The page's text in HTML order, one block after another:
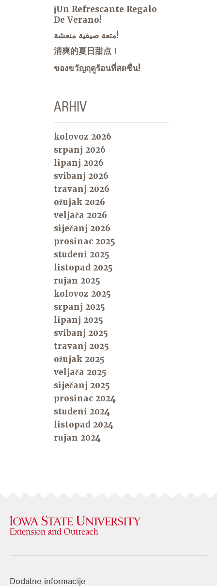
¡Un Refrescante Regalo
De Verano!
متعة صيفية منعشة!
清爽的夏日甜点！
ของขวัญฤดูร้อนที่สดชื่น!
ARHIV
kolovoz 2026
srpanj 2026
lipanj 2026
svibanj 2026
travanj 2026
ožujak 2026
veljača 2026
siječanj 2026
prosinac 2025
studeni 2025
listopad 2025
rujan 2025
kolovoz 2025
srpanj 2025
lipanj 2025
svibanj 2025
travanj 2025
ožujak 2025
veljača 2025
siječanj 2025
prosinac 2024
studeni 2024
listopad 2024
rujan 2024
Dodatne informacije